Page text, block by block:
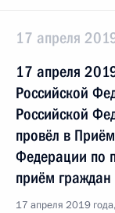
17 апреля
17 апреля
Российской
Российской
провёл в
Федерации по
приём
17 апреля 2019